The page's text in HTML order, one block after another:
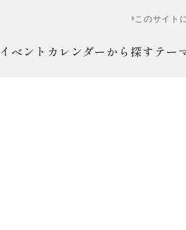
このサイト
イベントカレンダーから探す テー